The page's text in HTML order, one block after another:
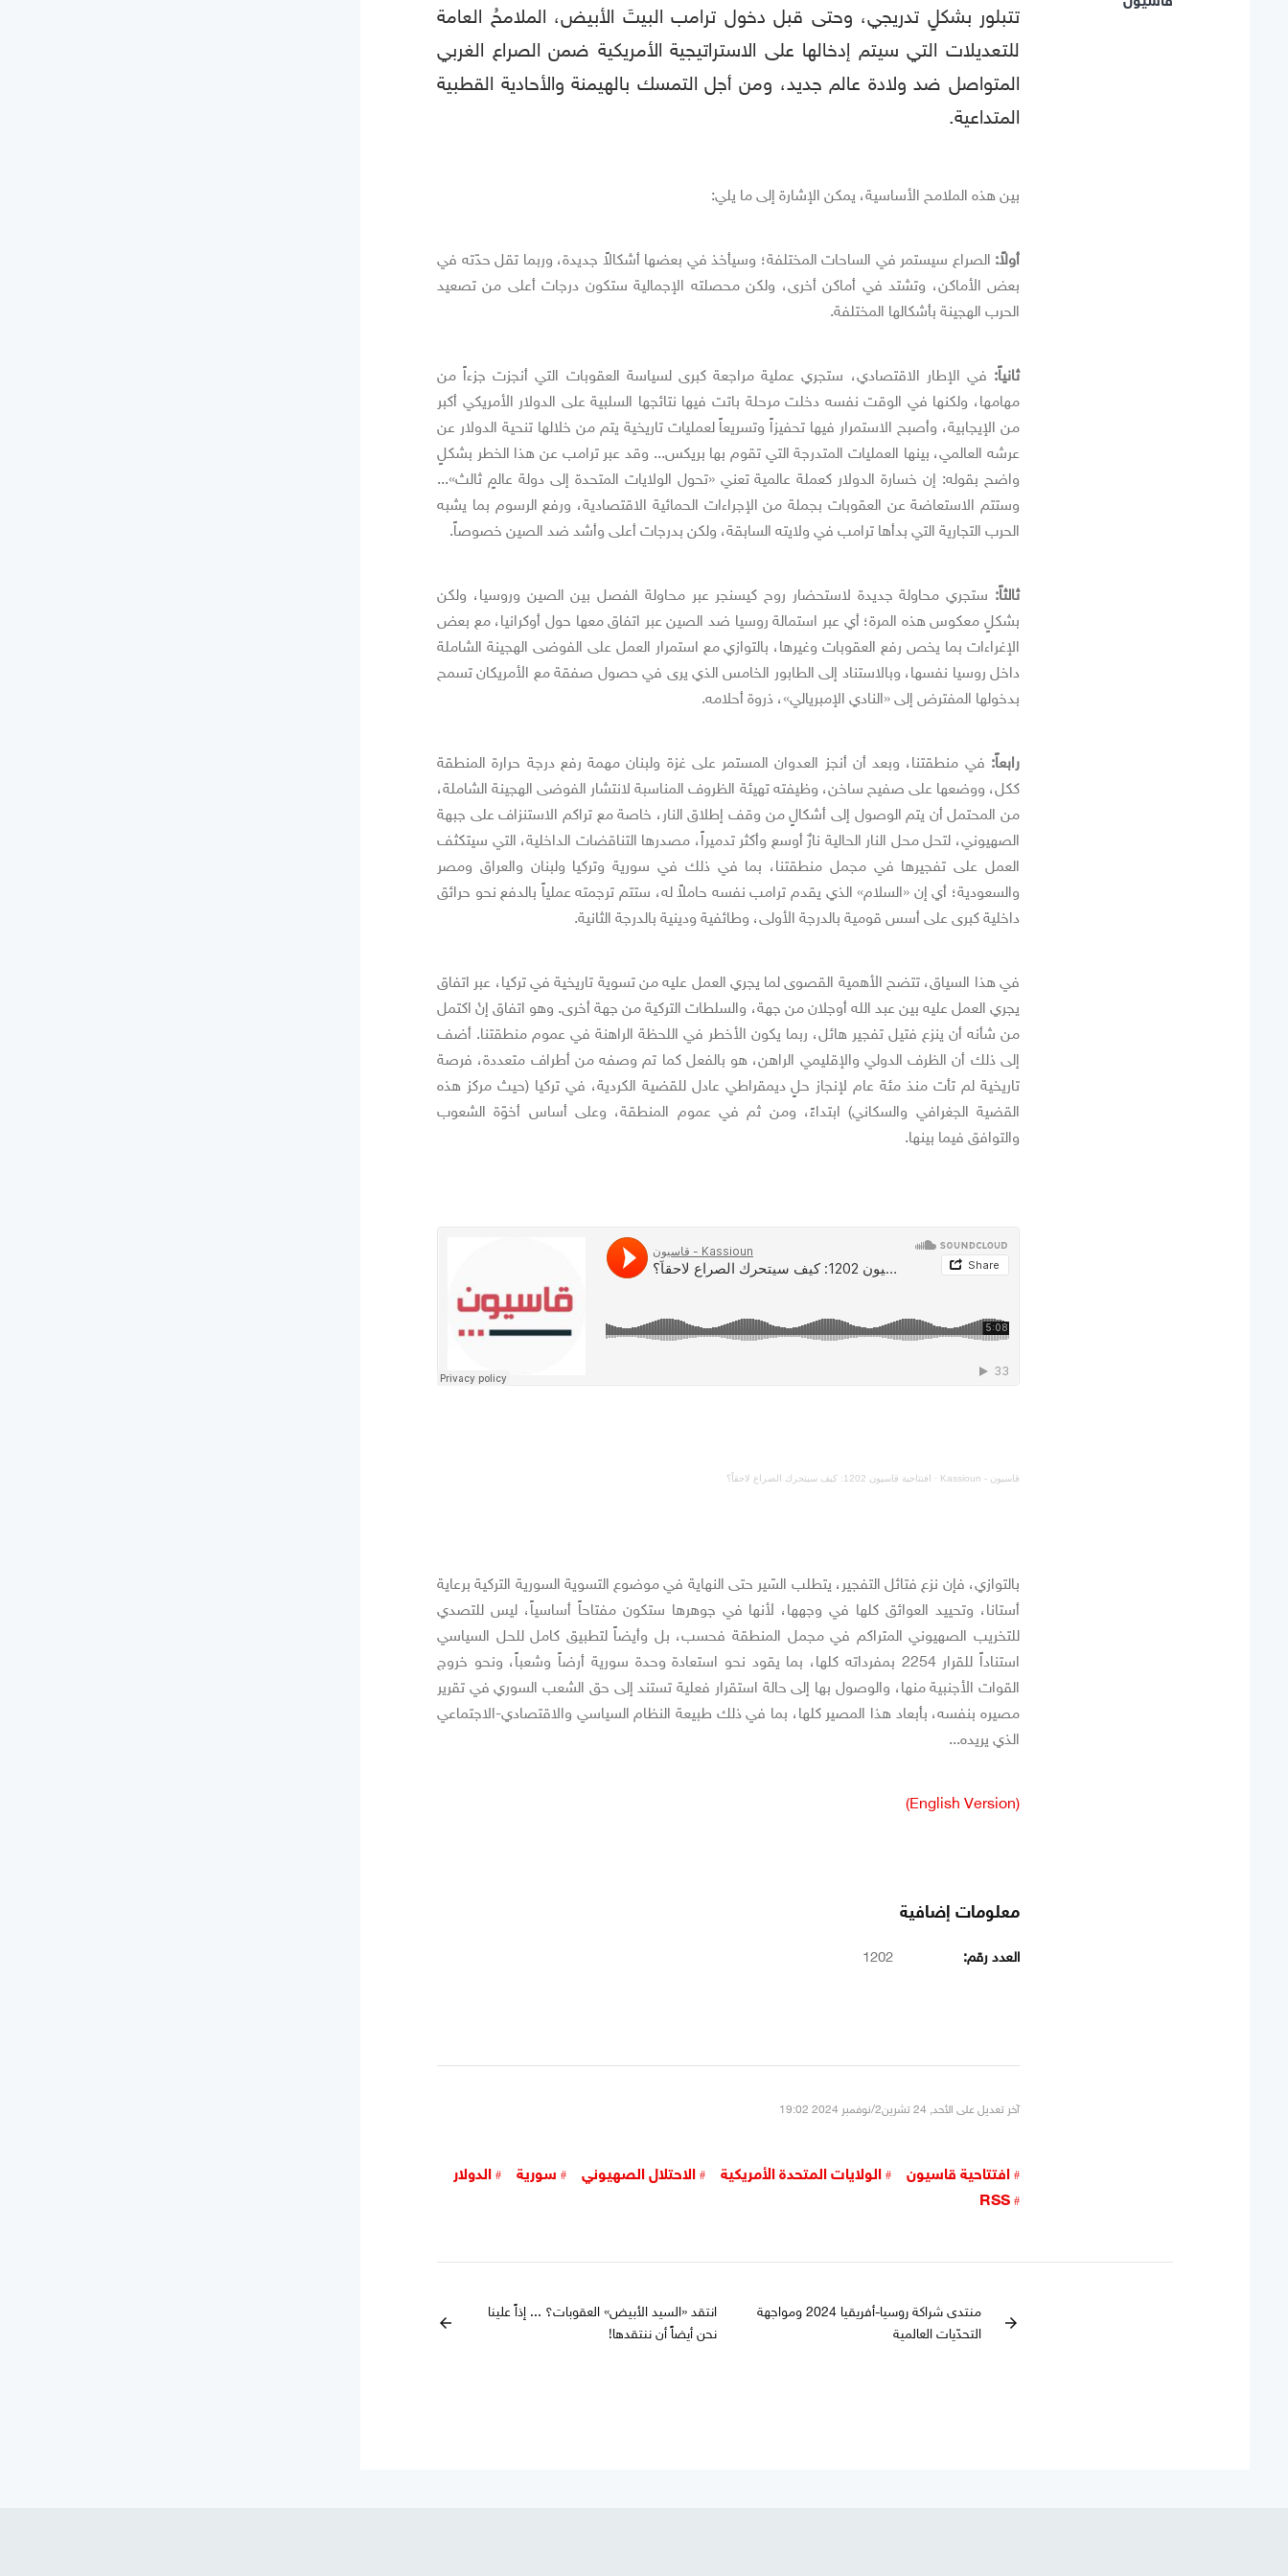
تتبلور بشكلٍ تدريجي، وحتى قبل دخول ترامب البيتَ الأبيض، الملامحُ العامة
للتعديلات التي سيتم إدخالها على الاستراتيجية الأمريكية ضمن الصراع الغربي
المتواصل ضد ولادة عالم جديد، ومن أجل التمسك بالهيمنة والأحادية القطبية
المتداعية.
بين هذه الملامح الأساسية، يمكن الإشارة إلى ما يلي:
أولاً: الصراع سيستمر في الساحات المختلفة؛ وسيأخذ في بعضها أشكالاً جديدة، وربما تقل حدّته في
بعض الأماكن، وتشتد في أماكن أخرى، ولكن محصلته الإجمالية ستكون درجات أعلى من تصعيد
الحرب الهجينة بأشكالها المختلفة.
ثانياً: في الإطار الاقتصادي، ستجري عملية مراجعة كبرى لسياسة العقوبات التي أنجزت جزءاً من
مهامها، ولكنها في الوقت نفسه دخلت مرحلة باتت فيها نتائجها السلبية على الدولار الأمريكي أكبر
من الإيجابية، وأصبح الاستمرار فيها تحفيزاً وتسريعاً لعمليات تاريخية يتم من خلالها تنحية الدولار عن
عرشه العالمي، بينها العمليات المتدرجة التي تقوم بها بريكس... وقد عبر ترامب عن هذا الخطر بشكلٍ
واضح بقوله: إن خسارة الدولار كعملة عالمية تعني «تحول الولايات المتحدة إلى دولة عالمٍ ثالث»...
وستتم الاستعاضة عن العقوبات بجملة من الإجراءات الحمائية الاقتصادية، ورفع الرسوم بما يشبه
الحرب التجارية التي بدأها ترامب في ولايته السابقة، ولكن بدرجات أعلى وأشد ضد الصين خصوصاً.
ثالثاً: ستجري محاولة جديدة لاستحضار روح كيسنجر عبر محاولة الفصل بين الصين وروسيا، ولكن
بشكلٍ معكوس هذه المرة؛ أي عبر استمالة روسيا ضد الصين عبر اتفاق معها حول أوكرانيا، مع بعض
الإغراءات بما يخص رفع العقوبات وغيرها، بالتوازي مع استمرار العمل على الفوضى الهجينة الشاملة
داخل روسيا نفسها، وبالاستناد إلى الطابور الخامس الذي يرى في حصول صفقة مع الأمريكان تسمح
بدخولها المفترض إلى «النادي الإمبريالي»، ذروة أحلامه.
رابعاً: في منطقتنا، وبعد أن أنجز العدوان المستمر على غزة ولبنان مهمة رفع درجة حرارة المنطقة
ككل، ووضعها على صفيح ساخن، وظيفته تهيئة الظروف المناسبة لانتشار الفوضى الهجينة الشاملة،
من المحتمل أن يتم الوصول إلى أشكالٍ من وقف إطلاق النار، خاصة مع تراكم الاستنزاف على جبهة
الصهيوني، لتحل محل النار الحالية نارٌ أوسع وأكثر تدميراً، مصدرها التناقضات الداخلية، التي سيتكثف
العمل على تفجيرها في مجمل منطقتنا، بما في ذلك في سورية وتركيا ولبنان والعراق ومصر
والسعودية؛ أي إن «السلام» الذي يقدم ترامب نفسه حاملاً له، ستتم ترجمته عملياً بالدفع نحو حرائق
داخلية كبرى على أسس قومية بالدرجة الأولى، وطائفية ودينية بالدرجة الثانية.
في هذا السياق، تتضح الأهمية القصوى لما يجري العمل عليه من تسوية تاريخية في تركيا، عبر اتفاق
يجري العمل عليه بين عبد الله أوجلان من جهة، والسلطات التركية من جهة أخرى. وهو اتفاق إنْ اكتمل
من شأنه أن ينزع فتيل تفجير هائل، ربما يكون الأخطر في اللحظة الراهنة في عموم منطقتنا. أضف
إلى ذلك أن الظرف الدولي والإقليمي الراهن، هو بالفعل كما تم وصفه من أطراف متعددة، فرصة
تاريخية لم تأت منذ مئة عام لإنجاز حلٍ ديمقراطي عادل للقضية الكردية، في تركيا (حيث مركز هذه
القضية الجغرافي والسكاني) ابتداءً، ومن ثم في عموم المنطقة، وعلى أساس أخوّة الشعوب
والتوافق فيما بينها.
قاسيون - Kassioun · افتتاحية قاسيون 1202: كيف سيتحرك الصراع لاحقاً؟
بالتوازي، فإن نزع فتائل التفجير، يتطلب السّير حتى النهاية في موضوع التسوية السورية التركية برعاية
أستانا، وتحييد العوائق كلها في وجهها، لأنها في جوهرها ستكون مفتاحاً أساسياً، ليس للتصدي
للتخريب الصهيوني المتراكم في مجمل المنطقة فحسب، بل وأيضاً لتطبيق كامل للحل السياسي
استناداً للقرار 2254 بمفرداته كلها، بما يقود نحو استعادة وحدة سورية أرضاً وشعباً، ونحو خروج
القوات الأجنبية منها، والوصول بها إلى حالة استقرار فعلية تستند إلى حق الشعب السوري في تقرير
مصيره بنفسه، بأبعاد هذا المصير كلها، بما في ذلك طبيعة النظام السياسي والاقتصادي-الاجتماعي
الذي يريده...
(English Version)
معلومات إضافية
العدد رقم: 1202
آخر تعديل على الأحد, 24 تشرين2/نوفمبر 2024 19:02
افتتاحية قاسيون الولايات المتحدة الأمريكية الاحتلال الصهيوني سورية
الدولار
RSS
arrow_forward
منتدى شراكة روسيا-أفريقيا 2024 ومواجهة
التحدّيات العالمية
انتقد «السيد الأبيض» العقوبات؟ ... إذاً علينا
نحن أيضاً أن ننتقدها!
arrow_back